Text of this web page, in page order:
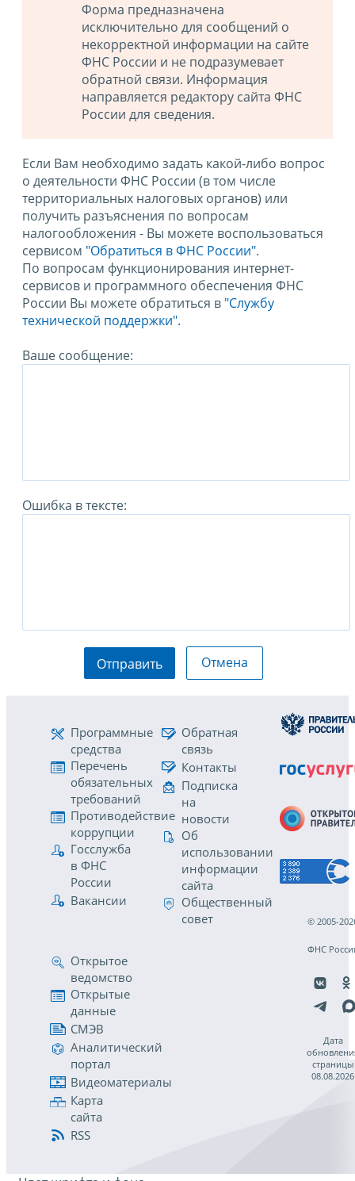
Форма предназначена
исключительно для сообщений о
некорректной информации на сайте
ФНС России и не подразумевает
обратной связи. Информация
направляется редактору сайта ФНС
России для сведения.
Если Вам необходимо задать какой-либо вопрос
о деятельности ФНС России (в том числе
территориальных налоговых органов) или
получить разъяснения по вопросам
налогообложения - Вы можете воспользоваться
сервисом "Обратиться в ФНС России".
По вопросам функционирования интернет-
сервисов и программного обеспечения ФНС
России Вы можете обратиться в "Службу
технической поддержки".
Ваше сообщение:
Ошибка в тексте:
Отправить Отмена
Программные
средства
Перечень
обязательных
требований
Противодействие
коррупции
Госслужба
в ФНС
России
Вакансии
Обратная
связь
Контакты
Подписка
на
новости
Об
использовании
информации
сайта
Общественный
совет
Открытое
ведомство
Открытые
данные
СМЭВ
Аналитический
портал
Видеоматериалы
Карта
сайта
RSS
© 2005-
ФНС
Дата
страницы
08.08.2026